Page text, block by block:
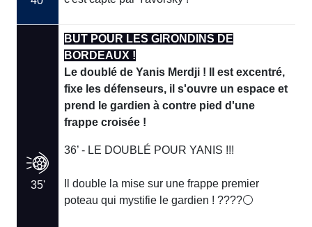
35'
BUT POUR LES GIRONDINS DE
BORDEAUX !
Le doublé de Yanis Merdji ! Il est excentré,
fixe les défenseurs, il s'ouvre un espace et
prend le gardien à contre pied d'une
frappe croisée !
36’ - LE DOUBLÉ POUR YANIS !!!
Il double la mise sur une frappe premier
poteau qui mystifie le gardien ! ????⚪️